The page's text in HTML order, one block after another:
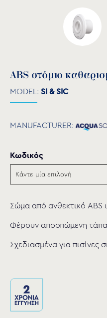
ABS στόμιο
MODEL: SI & SIC
MANUFACTURER:
Κωδικός
Σώμα από ανθεκτικό ABS
Φέρουν αποσπώμενη
Σχεδιασμένα για πισίνες